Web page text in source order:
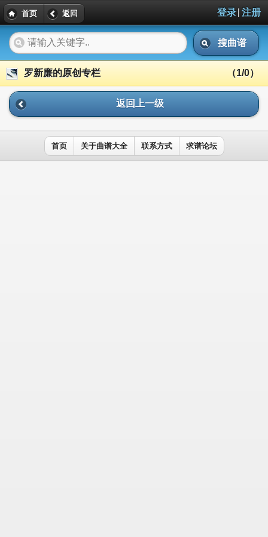
首页 返回 登录| 注册
搜曲谱
罗新廉的原创专栏 （1/0）
返回上一级
首页 关于曲谱大全 联系方式 求谱论坛